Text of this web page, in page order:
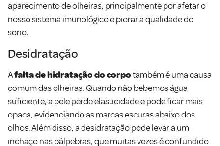
aparecimento de olheiras, principalmente por afetar o
nosso sistema imunológico e piorar a qualidade do
sono.
Desidratação
Afalta de hidratação do corpotambém é uma causa
comum das olheiras. Quando não bebemos água
suficiente, a pele perde elasticidade e pode ficar mais
opaca, evidenciando as marcas escuras abaixo dos
olhos. Além disso, a desidratação pode levar a um
inchaço nas pálpebras, que muitas vezes é confundido